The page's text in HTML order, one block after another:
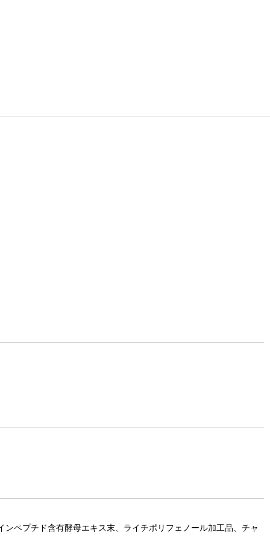
ペプチド含有酵母エキス末、ライチポリフェノール加工品、チャ